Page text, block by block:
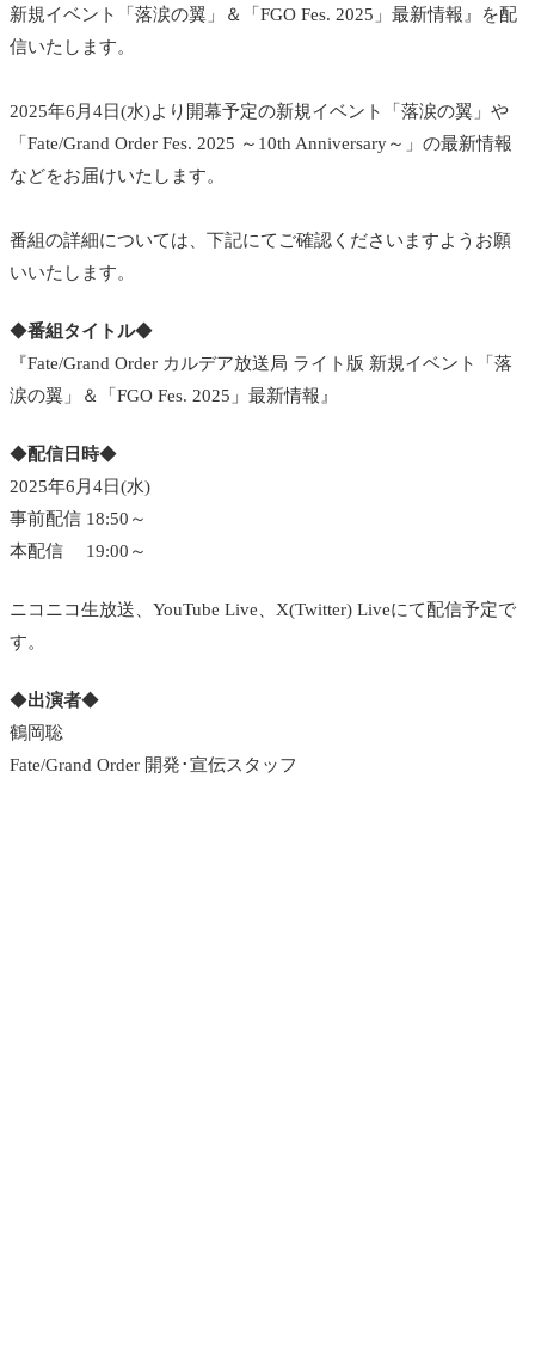
新規イベント「落涙の翼」＆「FGO Fes. 2025」最新情報』を配
信いたします。
2025年6月4日(水)より開幕予定の新規イベント「落涙の翼」や
「Fate/Grand Order Fes. 2025 ～10th Anniversary～」の最新情報
などをお届けいたします。
番組の詳細については、下記にてご確認くださいますようお願
いいたします。
◆番組タイトル◆
『Fate/Grand Order カルデア放送局 ライト版 新規イベント「落
涙の翼」＆「FGO Fes. 2025」最新情報』
◆配信日時◆
2025年6月4日(水)
事前配信 18:50～
本配信 19:00～
ニコニコ生放送、YouTube Live、X(Twitter) Liveにて配信予定で
す。
◆出演者◆
鶴岡聡
Fate/Grand Order 開発･宣伝スタッフ